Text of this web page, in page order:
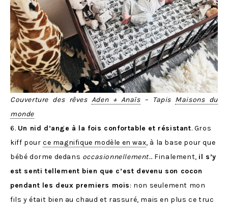
Couverture des rêves Aden + Anaïs– Tapis Maisons du
monde
6. Un nid d’ange à la fois confortable et résistant. Gros
kiff pour ce magnifique modèle en wax, à la base pour que
bébé dorme dedans occasionnellement… Finalement, il s’y
est senti tellement bien que c’est devenu son cocon
pendant les deux premiers mois: non seulement mon
fils y était bien au chaud et rassuré, mais en plus ce truc